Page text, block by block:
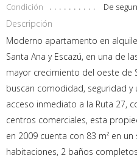
Condición
De
Descripción
Moderno apartamento en
Santa Ana y Escazú, en una de
mayor crecimiento del oeste de
buscan comodidad, seguridad y
acceso inmediato a la Ruta 27,
centros comerciales, esta
en 2009 cuenta con 83 m² en
habitaciones, 2 baños